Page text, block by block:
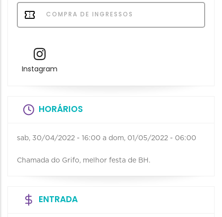
COMPRA DE INGRESSOS
Instagram
HORÁRIOS
sab, 30/04/2022 - 16:00 a dom, 01/05/2022 - 06:00
Chamada do Grifo, melhor festa de BH.
ENTRADA